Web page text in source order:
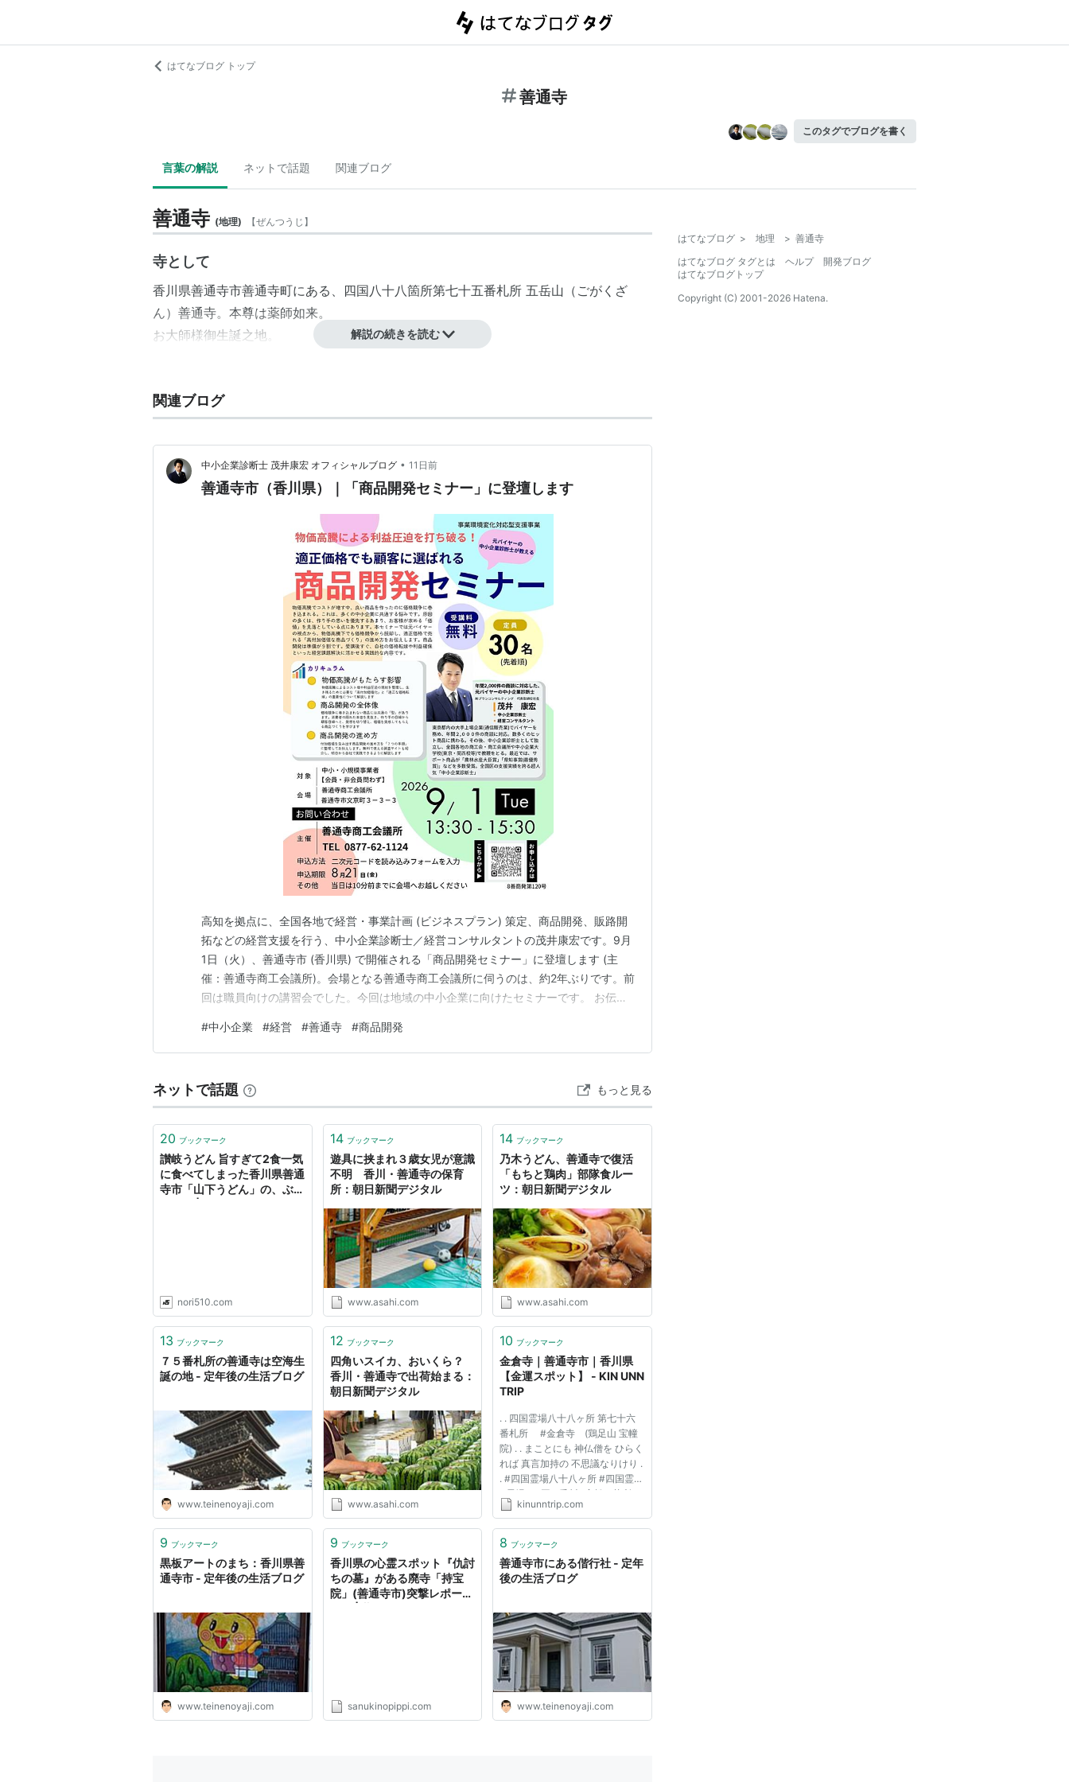
はてなブログ トップ
善通寺
このタグでブログを書く
言葉の解説 ネットで話題 関連ブログ
善通寺 (地理) 【ぜんつうじ 】
寺として
香川県善通寺市善通寺町にある、四国八十八箇所第七十五番札所 五岳山（ごがくざ
ん） 善通寺。本尊は薬師如来。
お大師様御生誕之地。
善通寺駅 JR四国（土讃線）
香川県善通寺市文京町にある、JR四国の駅。→善通寺駅
リスト：駅キーワード
ぜんつうじ】
弘法大師空海生誕の地で、総本山善通寺の門前町として古くから栄えた善通寺は、空海
ゆかりの名所、旧蹟が数多く残っており、歴史の香りが漂っています。空海の三大霊場
の一つで、四国霊場第75番札所の総本山善通寺は、一年中お遍路さんや観光客が絶えま
せん。広大な境内は、東西二つの院に分かれ、五重塔や御影堂、表書院などが点在して
います。御影堂の地下には、100メートルにも及ぶ戒壇巡りがあります。
住所 香川県善通寺市善通寺町
最寄駅は、JR土讃線の善通寺駅。また、市の名前にもなっている。
解説の続きを読む
関連ブログ
中小企業診断士 茂井康宏 オフィシャルブログ • 11日前
善通寺市（香川県）｜「商品開発セミナー」に登壇します
高知を拠点に、全国各地で経営・事業計画 (ビジネスプラン) 策定、商品開発、販路開
拓などの経営支援を行う、中小企業診断士／経営コンサルタントの茂井康宏です。9月
1日（火）、善通寺市 (香川県) で開催される「商品開発セミナー」に登壇します (主
催：善通寺商工会議所)。会場となる善通寺商工会議所に伺うのは、約2年ぶりです。前
回は職員向けの講習会でした。今回は地域の中小企業に向けたセミナーです。 お伝え
す。たくさんの事例をもとに、わかりやすく解説します。全国各地で行っている商品開
発セミナーですが、香川県内で実施することはあ…
#中小企業 #経営 #善通寺 #商品開発
ネットで話題 もっと見る
20 ブックマーク
讃岐うどん 旨すぎて2食一気
に食べてしまった香川県善通
寺市「山下うどん」の、ぶっ
nori510.com
14 ブックマーク
遊具に挟まれ３歳女児が意識
不明 香川・善通寺の保育
所：朝日新聞デジタル
www.asahi.com
14 ブックマーク
乃木うどん、善通寺で復活
「もちと鶏肉」部隊食ルー
ツ：朝日新聞デジタル
www.asahi.com
13 ブックマーク
７５番札所の善通寺は空海生
誕の地 - 定年後の生活ブログ
www.teinenoyaji.com
12 ブックマーク
四角いスイカ、おいくら？
香川・善通寺で出荷始まる：
朝日新聞デジタル
www.asahi.com
10 ブックマーク
金倉寺｜善通寺市｜香川県
【金運スポット】 - KIN UNN
TRIP
. . 四国霊場八十八ヶ所 第七十六
番札所 #金倉寺 (鶏足山 宝幢
院) . . まことにも 神仏僧を ひらく
れば 真言加持の 不思議なりけり .
. #四国霊場八十八ヶ所 #四国霊場
#霊場#四国 #香川#高松 #札所#
札所巡り #御詠歌#ご詠歌 #お遍
朱印集め#御朱印 #南無大師遍照
kinunntrip.com
9 ブックマーク
黒板アートのまち：香川県善
通寺市 - 定年後の生活ブログ
www.teinenoyaji.com
9 ブックマーク
香川県の心霊スポット『仇討
ちの墓』がある廃寺「持宝
院」(善通寺市)突撃レポー
sanukinopippi.com
8 ブックマーク
善通寺市にある偕行社 - 定年
後の生活ブログ
www.teinenoyaji.com
はてなブログ > 地理 > 善通寺
はてなブログ タグとは
ヘルプ
開発ブログ
はてなブログトップ
Copyright (C) 2001-2026 Hatena.